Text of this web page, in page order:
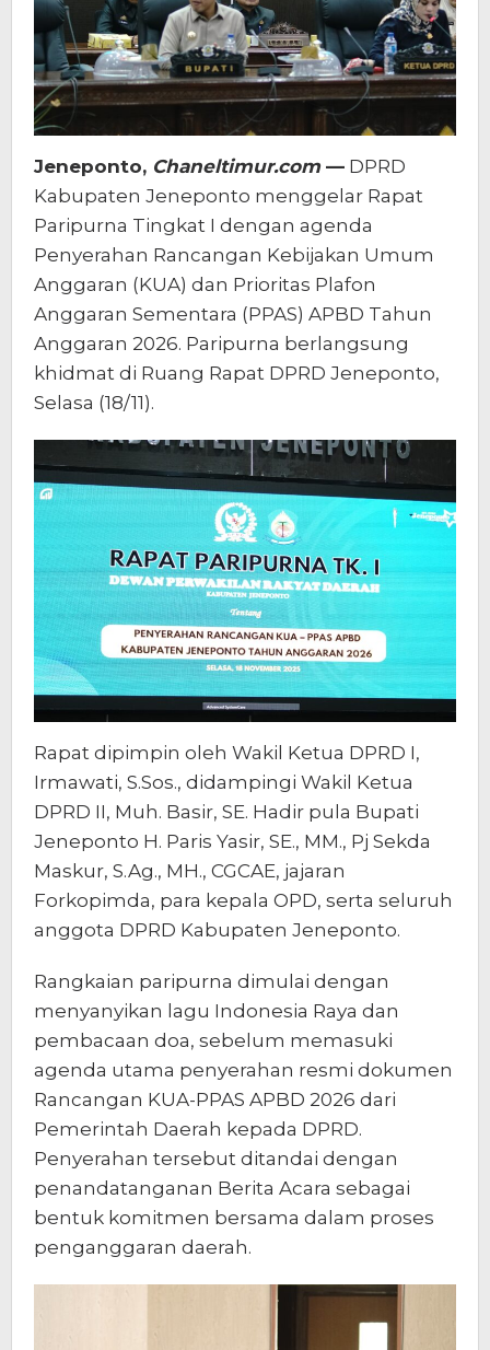
Jeneponto, Chaneltimur.com— DPRD
Kabupaten Jeneponto menggelar Rapat
Paripurna Tingkat I dengan agenda
Penyerahan Rancangan Kebijakan Umum
Anggaran (KUA) dan Prioritas Plafon
Anggaran Sementara (PPAS) APBD Tahun
Anggaran 2026. Paripurna berlangsung
khidmat di Ruang Rapat DPRD Jeneponto,
Selasa (18/11).
Rapat dipimpin oleh Wakil Ketua DPRD I,
Irmawati, S.Sos., didampingi Wakil Ketua
DPRD II, Muh. Basir, SE. Hadir pula Bupati
Jeneponto H. Paris Yasir, SE., MM., Pj Sekda
Maskur, S.Ag., MH., CGCAE, jajaran
Forkopimda, para kepala OPD, serta seluruh
anggota DPRD Kabupaten Jeneponto.
Rangkaian paripurna dimulai dengan
menyanyikan lagu Indonesia Raya dan
pembacaan doa, sebelum memasuki
agenda utama penyerahan resmi dokumen
Rancangan KUA-PPAS APBD 2026 dari
Pemerintah Daerah kepada DPRD.
Penyerahan tersebut ditandai dengan
penandatanganan Berita Acara sebagai
bentuk komitmen bersama dalam proses
penganggaran daerah.